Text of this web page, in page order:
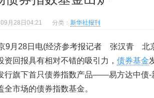
月28日04:21 分类： 新华社报刊
9月28日电(经济参考报记者 张汉青 北
资回报具有相对不错的吸引力， 债券基金
行旗下首只债券指数产品——易方达中债-
市场的债券指数基金。